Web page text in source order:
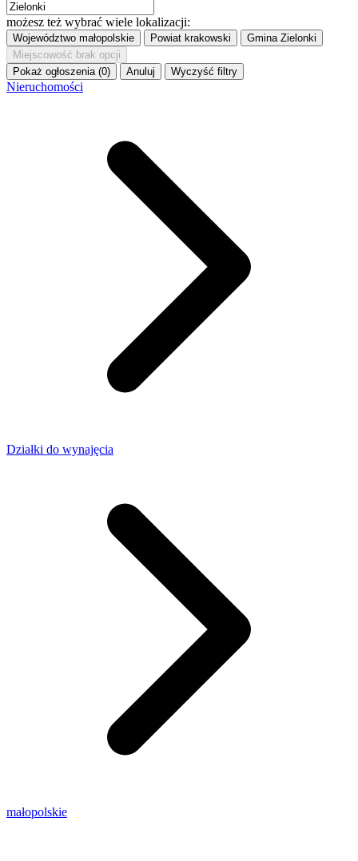
możesz też wybrać wiele lokalizacji:
Województwo małopolskie Powiat krakowski Gmina Zielonki
Miejscowość brak opcji
Pokaż ogłoszenia (0)
Anuluj Wyczyść filtry
Nieruchomości
Działki do wynajęcia
małopolskie